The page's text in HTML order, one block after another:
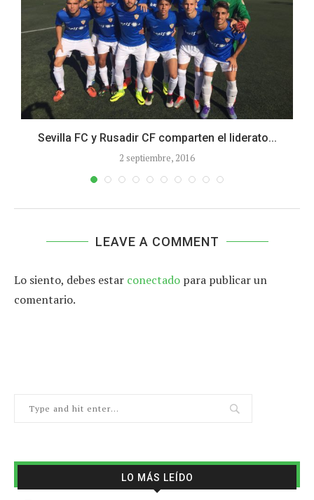
Sevilla FC y Rusadir CF comparten el liderato...
2 septiembre, 2016
LEAVE A COMMENT
Lo siento, debes estar conectado para publicar un
comentario.
LO MÁS LEÍDO